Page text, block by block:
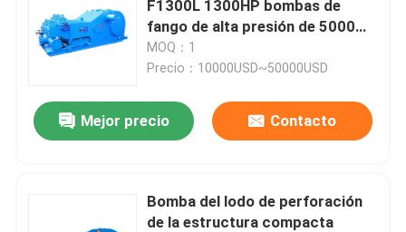
Fittings para tubos giratorios
BOP para el dispositivo de prevención de explosiones
Múltiple de la matanza de la obstrucción
F1300L 1300HP bombas de
fango de alta presión de 5000
PSI
MOQ：1
Precio：10000USD~50000USD
Mejor precio Contacto
Bomba del lodo de perforación
de la estructura compacta